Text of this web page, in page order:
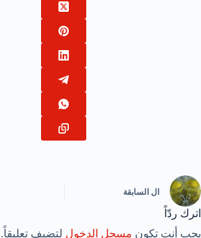
ال السابقة
اترك ردّاً
يجب أنت تكون مسجل الدخول لتضيف تعليقاً.